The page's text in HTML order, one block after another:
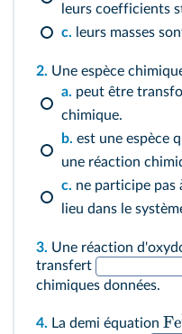
leurs coefficients
c. leurs masses
2. Une espèce
a. peut être
chimique.
b. est une espèce
une réaction
c. ne participe pas
lieu dans le
3. Une réaction
transfert
chimiques données.
4. La demi équation Fe